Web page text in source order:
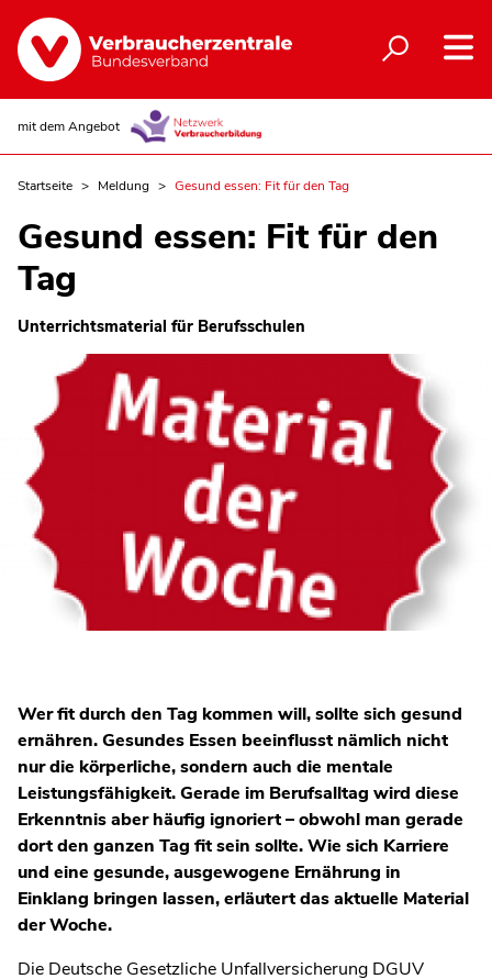
mit dem Angebot
Startseite Meldung Gesund essen: Fit für den Tag
Gesund essen: Fit für den
Tag
Unterrichtsmaterial für Berufsschulen
Wer fit durch den Tag kommen will, sollte sich gesund
ernähren. Gesundes Essen beeinflusst nämlich nicht
nur die körperliche, sondern auch die mentale
Leistungsfähigkeit. Gerade im Berufsalltag wird diese
Erkenntnis aber häufig ignoriert – obwohl man gerade
dort den ganzen Tag fit sein sollte. Wie sich Karriere
und eine gesunde, ausgewogene Ernährung in
Einklang bringen lassen, erläutert das aktuelle Material
der Woche.
Die Deutsche Gesetzliche Unfallversicherung DGUV